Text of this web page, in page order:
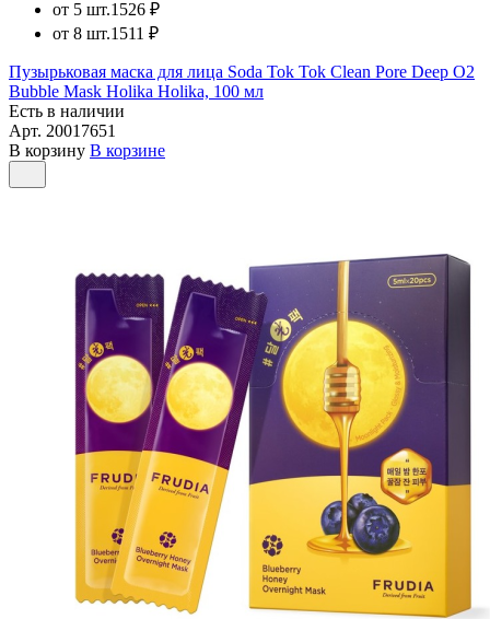
от 5 шт.1526 ₽
от 8 шт.1511 ₽
Пузырьковая маска для лица Soda Tok Tok Clean Pore Deep O2
Bubble Mask Holika Holika, 100 мл
Есть в наличии
Арт. 20017651
В корзину В корзине